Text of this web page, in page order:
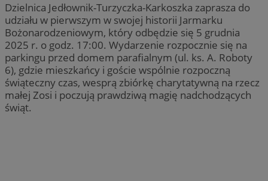
Dzielnica Jedłownik-Turzyczka-Karkoszka zaprasza do
udziału w pierwszym w swojej historii Jarmarku
Bożonarodzeniowym, który odbędzie się 5 grudnia
2025 r. o godz. 17:00. Wydarzenie rozpocznie się na
parkingu przed domem parafialnym (ul. ks. A. Roboty
6), gdzie mieszkańcy i goście wspólnie rozpoczną
świąteczny czas, wesprą zbiórkę charytatywną na rzecz
małej Zosi i poczują prawdziwą magię nadchodzących
świąt.